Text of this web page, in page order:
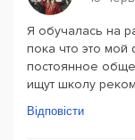
Я обучалась на
пока что это мой
постоянное
ищут школу
Відповісти